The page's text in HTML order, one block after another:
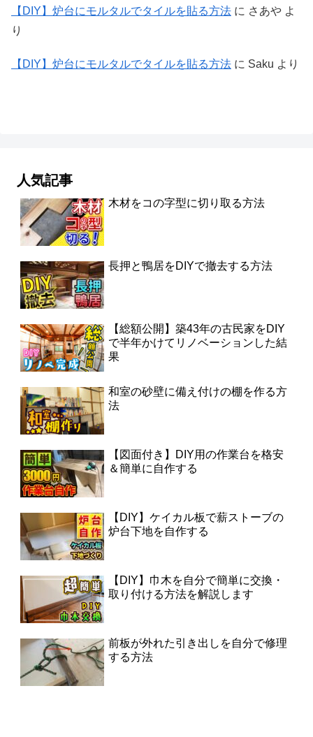
【DIY】炉台にモルタルでタイルを貼る方法 に さあや よ
り
【DIY】炉台にモルタルでタイルを貼る方法 に Saku より
人気記事
木材をコの字型に切り取る方法
長押と鴨居をDIYで撤去する方法
【総額公開】築43年の古民家をDIY
で半年かけてリノベーションした結
果
和室の砂壁に備え付けの棚を作る方
法
【図面付き】DIY用の作業台を格安
＆簡単に自作する
【DIY】ケイカル板で薪ストーブの
炉台下地を自作する
【DIY】巾木を自分で簡単に交換・
取り付ける方法を解説します
前板が外れた引き出しを自分で修理
する方法